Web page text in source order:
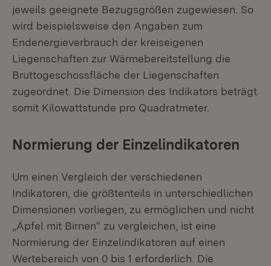
jeweils geeignete Bezugsgrößen zugewiesen. So
wird beispielsweise den Angaben zum
Endenergieverbrauch der kreiseigenen
Liegenschaften zur Wärmebereitstellung die
Bruttogeschossfläche der Liegenschaften
zugeordnet. Die Dimension des Indikators beträgt
somit Kilowattstunde pro Quadratmeter.
Normierung der Einzelindikatoren
Um einen Vergleich der verschiedenen
Indikatoren, die größtenteils in unterschiedlichen
Dimensionen vorliegen, zu ermöglichen und nicht
„Äpfel mit Birnen“ zu vergleichen, ist eine
Normierung der Einzelindikatoren auf einen
Wertebereich von 0 bis 1 erforderlich. Die